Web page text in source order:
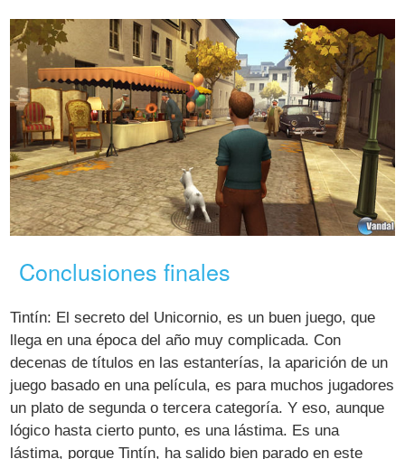
Conclusiones finales
Tintín: El secreto del Unicornio, es un buen juego, que
llega en una época del año muy complicada. Con
decenas de títulos en las estanterías, la aparición de un
juego basado en una película, es para muchos jugadores
un plato de segunda o tercera categoría. Y eso, aunque
lógico hasta cierto punto, es una lástima. Es una
lástima, porque Tintín, ha salido bien parado en este